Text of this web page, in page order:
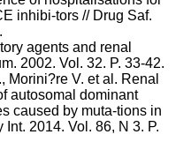
inhibi-tors // Drug Saf.
agents and renal
2002. Vol. 32. P. 33-42.
V. et al. Renal
autosomal dominant
caused by muta-tions in
2014. Vol. 86, N 3. P.